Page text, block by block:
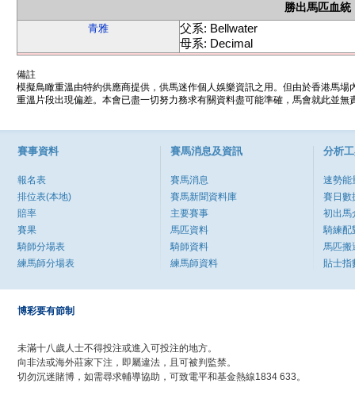
勝出馬匹血統
青雅
父系: Bellwater
母系: Decimal
備註
模擬鳥瞰重溫由特約供應商提供，供馬迷作個人娛樂資訊之用。但由於香港馬
重溫片段出現偏差。本會已盡一切努力務求有關資料盡可能準確，馬會就此並
賽事資料
報名表
排位表(本地)
賠率
賽果
騎師分場表
練馬師分場表
賽馬消息及資訊
賽馬消息
賽馬新聞資料庫
主要賽事
馬匹資料
騎師資料
練馬師資料
分析
速勢能
賽日數
初出馬
騎練配
馬匹搬
貼士指
博彩要有節制
未滿十八歲人士不得投注或進入可投注的地方。
向非法或海外莊家下注，即屬違法，且可被判監禁。
切勿沉迷賭博，如需尋求輔導協助，可致電平和基金熱線1834 633。